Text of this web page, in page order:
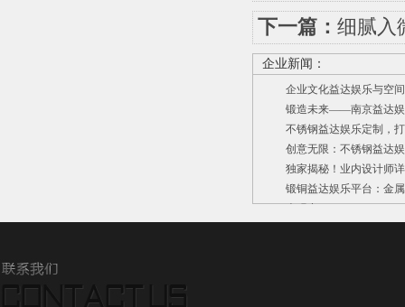
下一篇： 细腻入
企业新闻：
企业文化益达娱乐与空
锻造未来——南京益达娱
不锈钢益达娱乐定制，
创意无限：不锈钢益达
独家揭秘！业内设计师
锻铜益达娱乐平台：金